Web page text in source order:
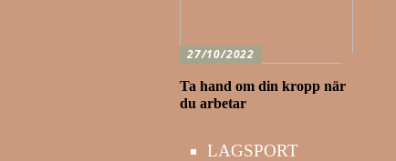
27/10/2022
Ta hand om din kropp när
du arbetar
LAGSPORT